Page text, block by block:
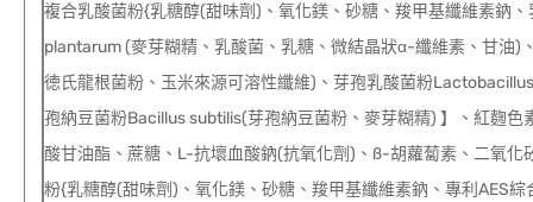
複合乳酸菌粉{乳糖醇(甜味劑)、氧化鎂、砂糖、羧甲基纖維素鈉
plantarum (麥芽糊精、乳酸菌、乳糖、微結晶狀α-纖維素、甘油
徳氏龍根菌粉、玉米來源可溶性纖維)、芽孢乳酸菌粉
孢納豆菌粉Bacillus subtilis(芽孢納豆菌粉、麥芽糊精) 】、紅麴
酸甘油酯、蔗糖、L-抗壞血酸鈉(抗氧化劑)、ß-胡蘿蔔素、二氧化
粉{乳糖醇(甜味劑)、氧化鎂、砂糖、羧甲基纖維素鈉、專利AES